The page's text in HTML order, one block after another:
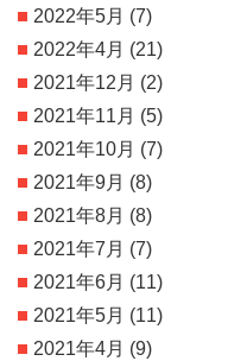
2022年5月 (7)
2022年4月 (21)
2021年12月 (2)
2021年11月 (5)
2021年10月 (7)
2021年9月 (8)
2021年8月 (8)
2021年7月 (7)
2021年6月 (11)
2021年5月 (11)
2021年4月 (9)